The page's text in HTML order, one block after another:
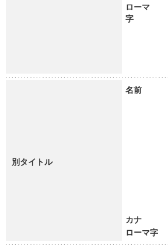
ローマ
字
別タイトル
名前
カナ
ローマ字